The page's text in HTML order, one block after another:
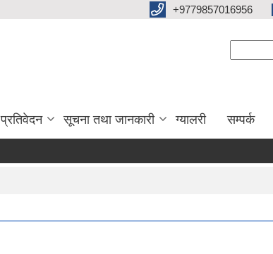
+9779857016956
प्रतिवेदन सूचना तथा जानकारी ग्यालरी सम्पर्क